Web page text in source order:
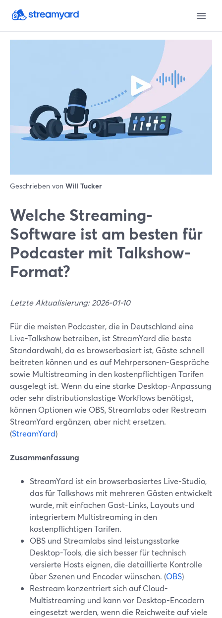
Geschrieben von Will Tucker
Welche Streaming-
Software ist am besten für
Podcaster mit Talkshow-
Format?
Letzte Aktualisierung: 2026-01-10
Für die meisten Podcaster, die in Deutschland eine
Live-Talkshow betreiben, ist StreamYard die beste
Standardwahl, da es browserbasiert ist, Gäste schnell
beitreten können und es auf Mehrpersonen-Gespräche
sowie Multistreaming in den kostenpflichtigen Tarifen
ausgelegt ist. Wenn du eine starke Desktop-Anpassung
oder sehr distributionslastige Workflows benötigst,
können Optionen wie OBS, Streamlabs oder Restream
StreamYard ergänzen, aber nicht ersetzen.
(StreamYard)
Zusammenfassung
StreamYard ist ein browserbasiertes Live-Studio,
das für Talkshows mit mehreren Gästen entwickelt
wurde, mit einfachen Gast-Links, Layouts und
integriertem Multistreaming in den
kostenpflichtigen Tarifen.
OBS und Streamlabs sind leistungsstarke
Desktop-Tools, die sich besser für technisch
versierte Hosts eignen, die detaillierte Kontrolle
über Szenen und Encoder wünschen. (OBS)
Restream konzentriert sich auf Cloud-
Multistreaming und kann vor Desktop-Encodern
eingesetzt werden, wenn die Reichweite auf viele